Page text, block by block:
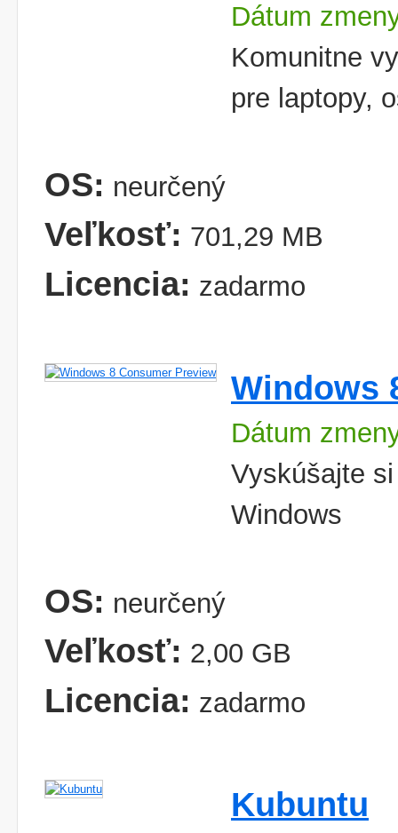
Dátum
Komunitne
pre laptopy,
OS: neurčený
Veľkosť: 701,29 MB
Licencia: zadarmo
Windows
Dátum
Vyskúšajte
Windows
OS: neurčený
Veľkosť: 2,00 GB
Licencia: zadarmo
Kubuntu